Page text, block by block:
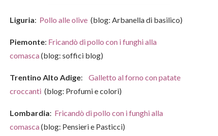
Liguria: Pollo alle olive (blog: Arbanella di basilico)
Piemonte: Fricandò di pollo con i funghi alla
comasca(blog: soffici blog)
Trentino Alto Adige: Galletto al forno con patate
croccanti (blog: Profumi e colori)
Lombardia: Fricandò di pollo con i funghi alla
comasca(blog: Pensieri e Pasticci)